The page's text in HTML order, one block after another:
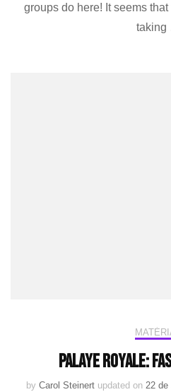
groups do here! It seems
Palaye Royale:
by Carol Steinert updated on 22 de